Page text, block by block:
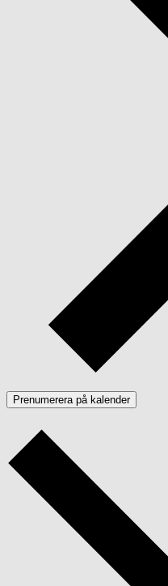
Prenumerera på kalender